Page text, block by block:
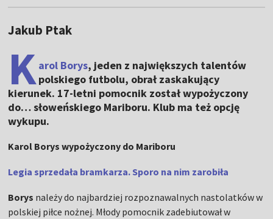
Jakub Ptak
Karol Borys, jeden z największych talentów
polskiego futbolu, obrał zaskakujący
kierunek. 17-letni pomocnik został wypożyczony
do… słoweńskiego Mariboru. Klub ma też opcję
wykupu.
Karol Borys wypożyczony do Mariboru
Legia sprzedała bramkarza. Sporo na nim zarobiła
Borys należy do najbardziej rozpoznawalnych nastolatków w
polskiej piłce nożnej. Młody pomocnik zadebiutował w